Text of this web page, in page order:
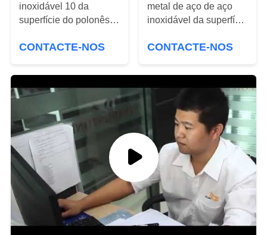
MAPA
DO
PRIVACY
POLICY
inoxidável 10 da
superfície do polonês
AISI 316 12 15
CONTACTE-NOS
metal de aço de aço
inoxidável da superfície
AISI 304H 2B
CONTACTE-NOS